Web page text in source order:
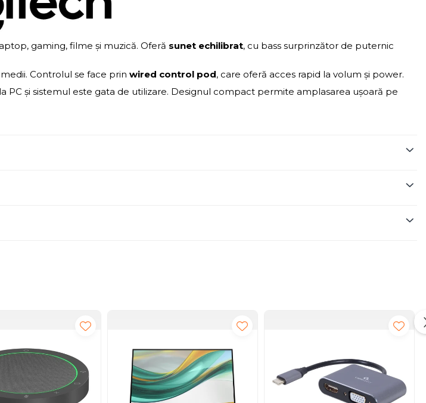
gaming, filme și muzică. Oferă sunet echilibrat, cu bass surprinzător de puternic
Controlul se face prin wired control pod, care oferă acces rapid la volum și power.
și sistemul este gata de utilizare. Designul compact permite amplasarea ușoară pe